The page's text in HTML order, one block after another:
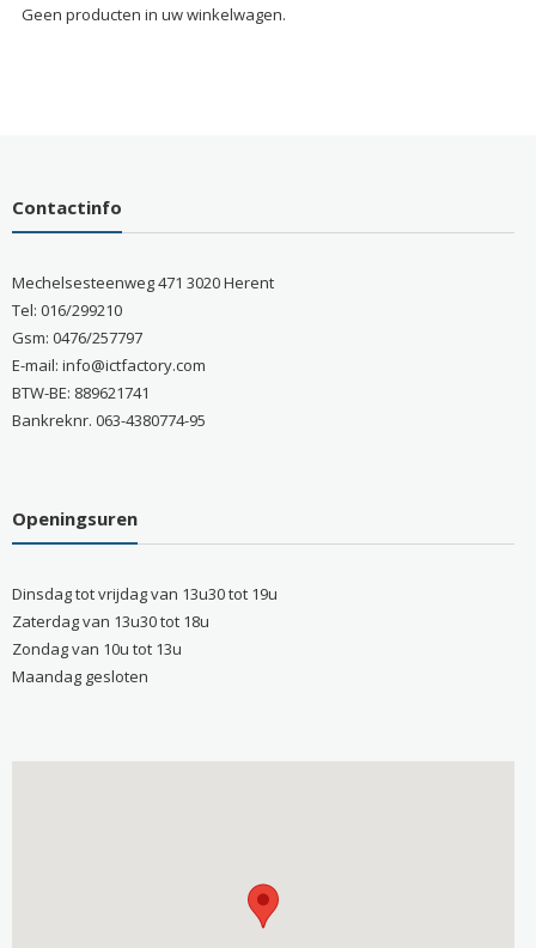
Geen producten in uw winkelwagen.
Contactinfo
Mechelsesteenweg 471 3020 Herent
Tel: 016/299210
Gsm: 0476/257797
E-mail: info@ictfactory.com
BTW-BE: 889621741
Bankreknr. 063-4380774-95
Openingsuren
Dinsdag tot vrijdag van 13u30 tot 19u
Zaterdag van 13u30 tot 18u
Zondag van 10u tot 13u
Maandag gesloten